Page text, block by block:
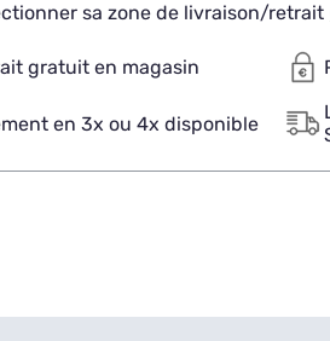
sa zone de livraison/retrait
gratuit en magasin
en 3x ou 4x disponible